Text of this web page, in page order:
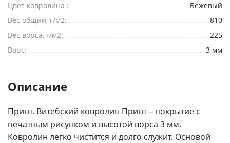
Цвет ковролина :
Бежевый
Вес общий, г/м2:
810
Вес ворса, г/м2:
225
Ворс:
3 мм
Описание
Принт. Витебский ковролин Принт – покрытие с
печатным рисунком и высотой ворса 3 мм.
Ковролин легко чистится и долго служит. Основой